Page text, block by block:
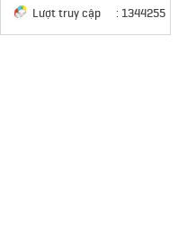
Lượt truy cập
:1344255